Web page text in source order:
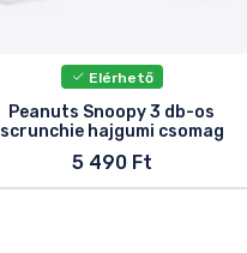
Elérhető
Peanuts Snoopy 3 db-os
scrunchie hajgumi csomag
5 490 Ft